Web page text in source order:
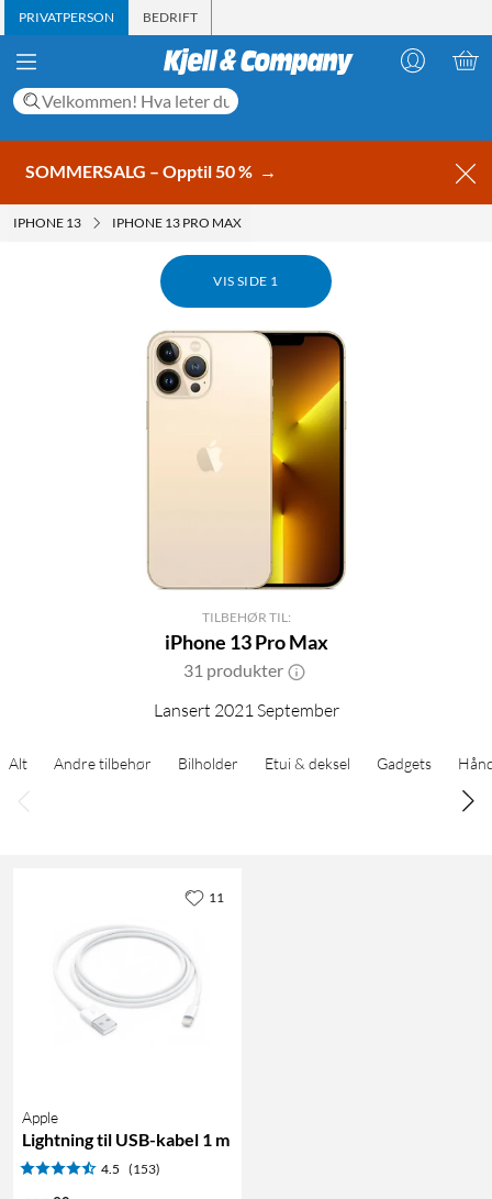
PRIVATPERSON BEDRIFT
SOMMERSALG – Opptil 50 % →
IPHONE 13 IPHONE 13 PRO MAX
TILBEHØR TIL:
iPhone 13 Pro Max
31 produkter
Lansert 2021 September
Alt Andre tilbehør Bilholder Etui & deksel Gadgets
VIS SIDE 1
Apple
Lightning til USB-kabel 1 m
4.5 (153)
11